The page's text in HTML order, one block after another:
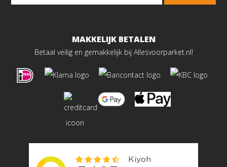
MAKKELIJK BETALEN
Betaal veilig en gemakkelijk bij Allesvoorparket.nl!